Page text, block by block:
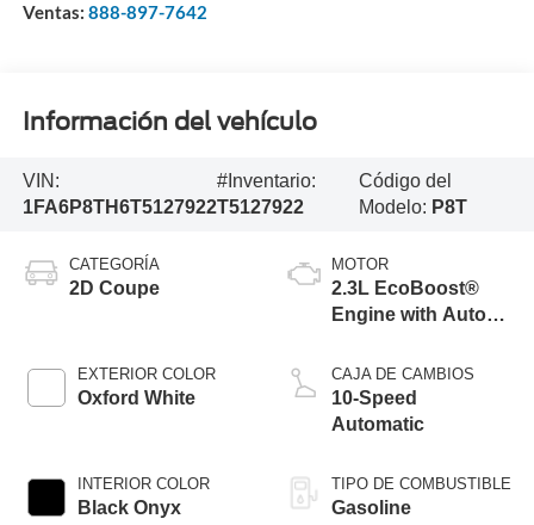
Ventas: 888-897-7642
Información del vehículo
VIN:
1FA6P8TH6T5127922
#Inventario:
T5127922
Código del
Modelo: P8T
CATEGORÍA
2D Coupe
EXTERIOR COLOR
Oxford White
INTERIOR COLOR
Black Onyx
MOTOR
2.3L EcoBoost®
Engine with Auto
Technology
CAJA DE CAMBIOS
10-Speed
Automatic
TIPO DE COMBUSTIBLE
Gasoline